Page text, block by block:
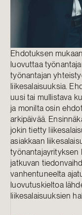
Ehdotuksen
luovuttaa
työnantajan
liikesalaisuuksia.
uusi tai mullistava
ja monilta osin
arkipäivää.
jokin tietty
asiakkaan
työnantajayrityksen
jatkuvan
vanhentuneelta
luovutuskieltoa
liikesalaisuuksien